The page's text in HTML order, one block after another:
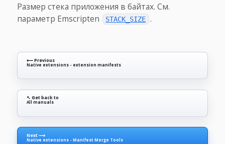
Размер стека приложения в байтах. См.
параметр Emscripten
STACK_SIZE .
⟵ Previous
Native extensions - extension manifests
↖ Get back to
All manuals
Next ⟶
Native extensions - Manifest Merge Tools